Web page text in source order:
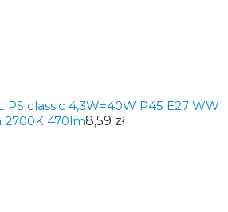
classic 4,3W=40W P45 E27 WW
2700K 470lm8,59 zł